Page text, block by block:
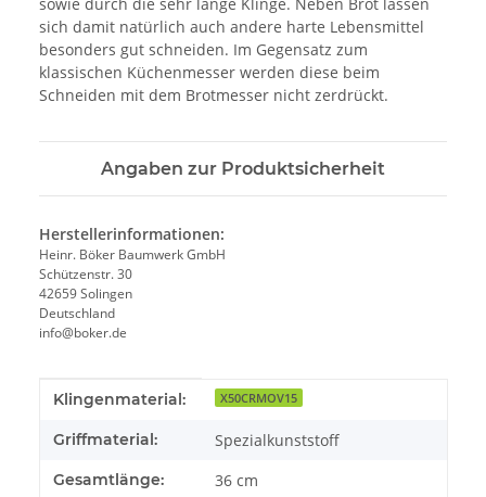
sich damit natürlich auch andere harte Lebensmittel
besonders gut schneiden. Im Gegensatz zum
klassischen Küchenmesser werden diese beim
Schneiden mit dem Brotmesser nicht zerdrückt.
Angaben zur Produktsicherheit
Herstellerinformationen:
Heinr. Böker Baumwerk GmbH
Schützenstr. 30
42659 Solingen
Deutschland
info@boker.de
Produkteigenschaft
Wert
Klingenmaterial: X50CRMOV15
Griffmaterial: Spezialkunststoff
Gesamtlänge: 36 cm